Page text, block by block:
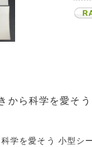
から科学を愛そ
学を愛そう 小型